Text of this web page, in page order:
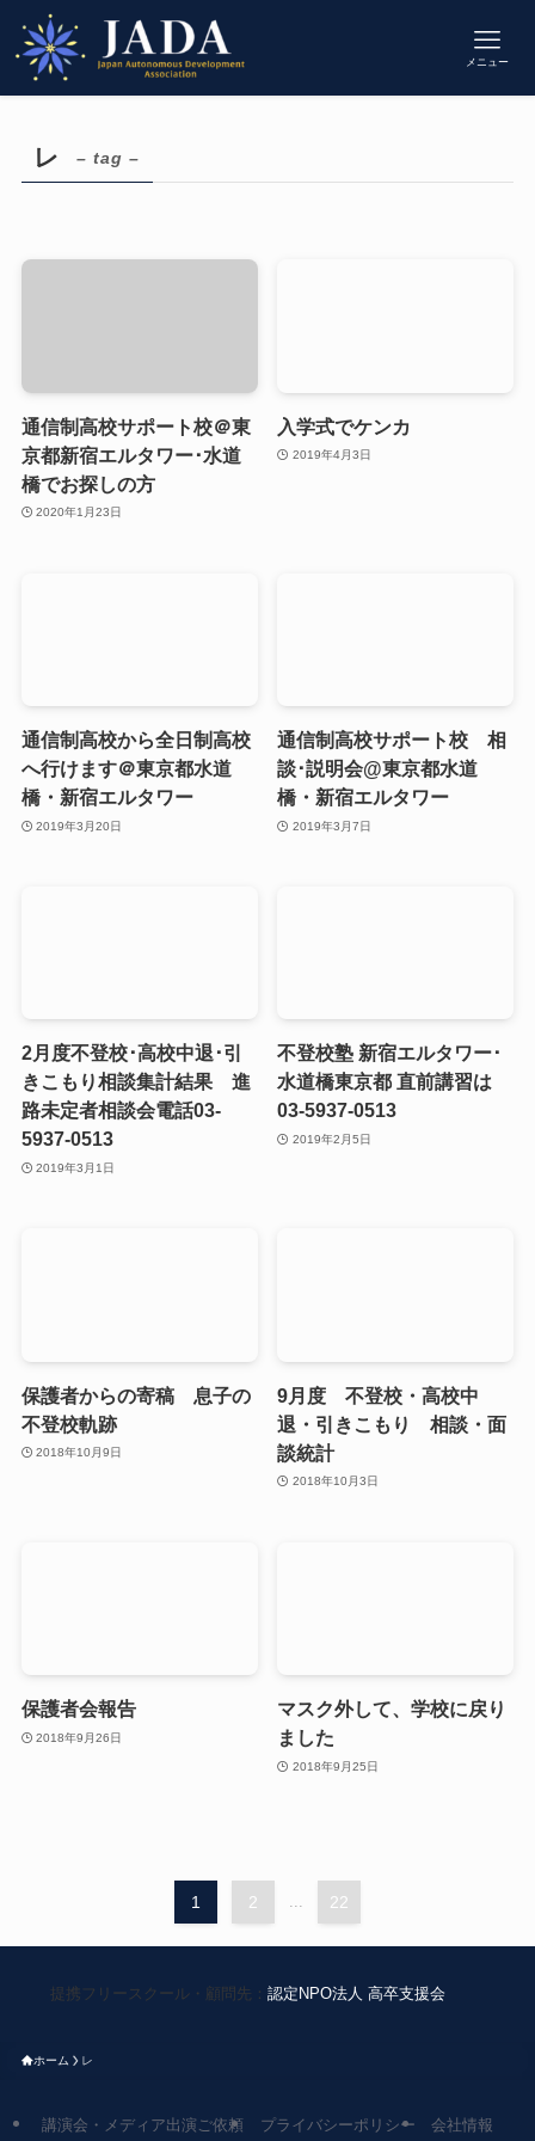
メニュー
レ – tag –
通信制高校サポート校＠東
京都新宿エルタワー･水道
橋でお探しの方
2020年1月23日
入学式でケンカ
2019年4月3日
通信制高校から全日制高校
へ行けます＠東京都水道
橋・新宿エルタワー
2019年3月20日
通信制高校サポート校 相
談･説明会@東京都水道
橋・新宿エルタワー
2019年3月7日
2月度不登校･高校中退･引
きこもり相談集計結果 進
路未定者相談会電話03-
5937-0513
2019年3月1日
不登校塾 新宿エルタワー･
水道橋東京都 直前講習は
03-5937-0513
2019年2月5日
保護者からの寄稿 息子の
不登校軌跡
2018年10月9日
9月度 不登校・高校中
退・引きこもり 相談・面
談統計
2018年10月3日
保護者会報告
2018年9月26日
マスク外して、学校に戻り
ました
2018年9月25日
1 2 22
提携フリースクール・顧問先： 認定NPO法人 高卒支援会
ホーム レ
講演会・メディア出演ご依頼 プライバシーポリシー 会社情報